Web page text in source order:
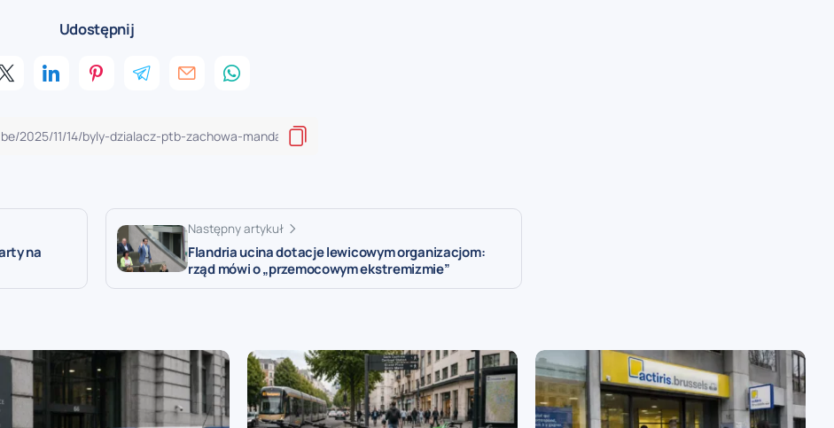
Udostępnij
na
Następny artykuł
Flandria ucina dotacje lewicowym organizacjom:
rząd mówi o „przemocowym ekstremizmie”